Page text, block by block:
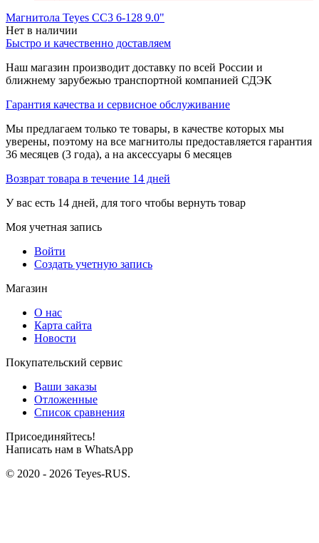
Магнитола Teyes CC3 6-128 9.0"
Нет в наличии
Быстро и качественно доставляем
Наш магазин производит доставку по всей России и
ближнему зарубежью транспортной компанией СДЭК
Гарантия качества и сервисное обслуживание
Мы предлагаем только те товары, в качестве которых мы
уверены, поэтому на все магнитолы предоставляется гарантия
36 месяцев (3 года), а на аксессуары 6 месяцев
Возврат товара в течение 14 дней
У вас есть 14 дней, для того чтобы вернуть товар
Моя учетная запись
Войти
Создать учетную запись
Магазин
О нас
Карта сайта
Новости
Покупательский сервис
Ваши заказы
Отложенные
Список сравнения
Присоединяйтесь!
Написать нам в WhatsApp
© 2020 - 2026 Teyes-RUS.